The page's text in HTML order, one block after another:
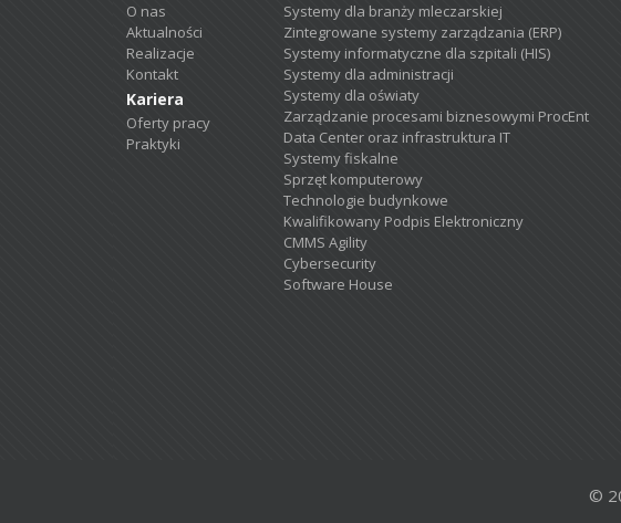
O nas
Aktualności
Realizacje
Kontakt
Kariera
Oferty pracy
Praktyki
Systemy dla branży mleczarskiej
Zintegrowane systemy zarządzania (ERP)
Systemy informatyczne dla szpitali (HIS)
Systemy dla administracji
Systemy dla oświaty
Zarządzanie procesami biznesowymi ProcEnt
Data Center oraz infrastruktura IT
Systemy fiskalne
Sprzęt komputerowy
Technologie budynkowe
Kwalifikowany Podpis Elektroniczny
CMMS Agility
Cybersecurity
Software House
©